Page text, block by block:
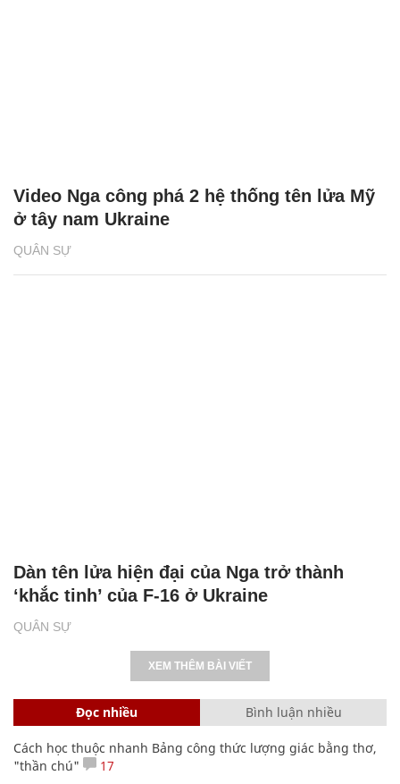
QUÂN SỰ
Video Nga công phá 2 hệ thống tên lửa Mỹ
ở tây nam Ukraine
QUÂN SỰ
Dàn tên lửa hiện đại của Nga trở thành
‘khắc tinh’ của F-16 ở Ukraine
XEM THÊM BÀI VIẾT
Đọc nhiều Bình luận nhiều
Cách học thuộc nhanh Bảng công thức lượng giác bằng thơ,
"thần chú"
17